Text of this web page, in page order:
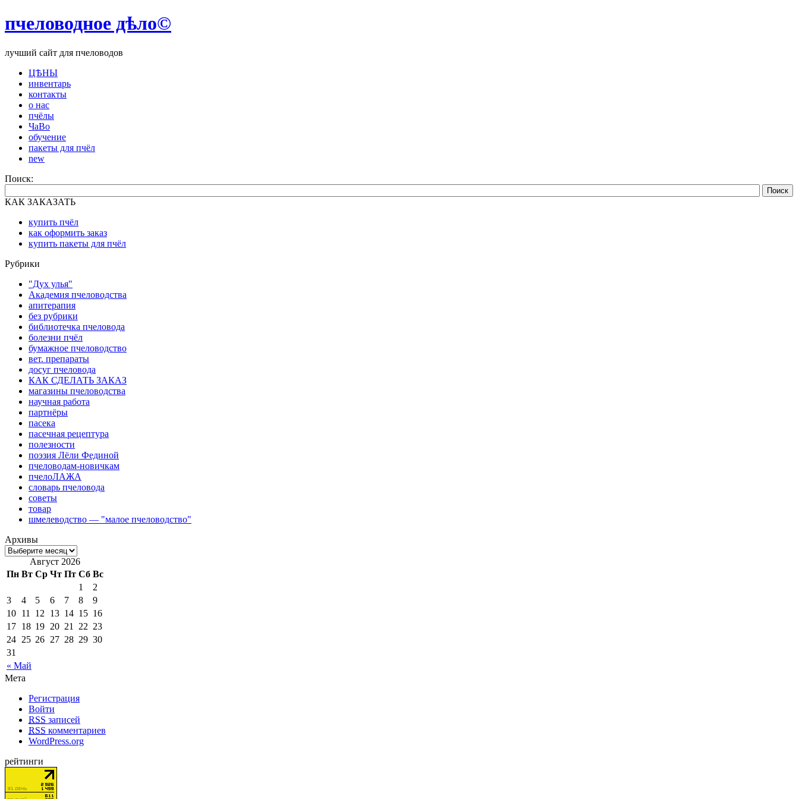
пчеловодное дѣло©
лучший сайт для пчеловодов
ЦѢНЫ
инвентарь
контакты
о нас
пчёлы
ЧаВо
обучение
пакеты для пчёл
new
Поиск:
Поиск
КАК ЗАКАЗАТЬ
купить пчёл
как оформить заказ
купить пакеты для пчёл
Рубрики
"Дух улья"
Академия пчеловодства
апитерапия
без рубрики
библиотечка пчеловода
болезни пчёл
бумажное пчеловодство
вет. препараты
досуг пчеловода
КАК СДЕЛАТЬ ЗАКАЗ
магазины пчеловодства
научная работа
партнёры
пасека
пасечная рецептура
полезности
поэзия Лёли Фединой
пчеловодам-новичкам
пчелоЛАЖА
словарь пчеловода
советы
товар
шмелеводство — "малое пчеловодство"
Архивы
Август 2026
Пн Вт Ср Чт Пт Сб Вс
« Май
1
2
3
4 5 6 7 8
9
10 11 12 13 14 15 16
17 18 19 20 21 22 23
24 25 26 27 28 29 30
31
Мета
Регистрация
Войти
RSS записей
RSS комментариев
WordPress.org
рейтинги